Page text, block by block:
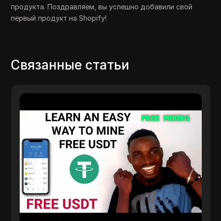
продукта. Поздравляем, вы успешно добавили свой
первый продукт на Shopify!
Связанные статьи
другие статьи
🚨 ВИДЕО СРОЧНОСТИ 🚨 Новый